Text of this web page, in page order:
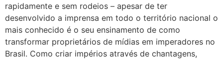
rapidamente e sem rodeios – apesar de ter
desenvolvido a imprensa em todo o território nacional o
mais conhecido é o seu ensinamento de como
transformar proprietários de mídias em imperadores no
Brasil. Como criar impérios através de chantagens,